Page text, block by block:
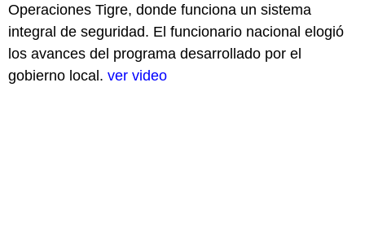
Operaciones Tigre, donde funciona un sistema
integral de seguridad. El funcionario nacional elogió
los avances del programa desarrollado por el
gobierno local. ver video